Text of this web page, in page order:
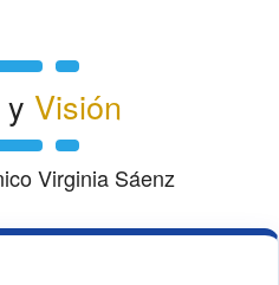
Visión
Virginia Sáenz